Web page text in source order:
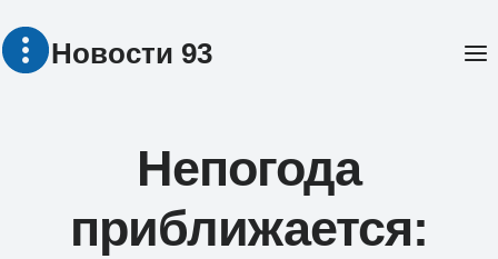
Перейти
Новости 93
Непогода
приближается: